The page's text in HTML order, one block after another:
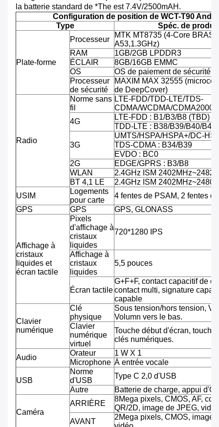
la batterie standard de *The est 7.4V/2500mAH.
Configuration de position de WCT-T90
Type
Spéc. de produit
Plate-forme
Processeur
MTK MT8735 (4-Core BRAS
A53,1.3GHz)
RAM
1GB/2GB LPDDR3
ÉCLAIR
8GB/16GB EMMC
OS
OS de paiement de sécurité
Processeur
de sécurité
MAXIM MAX 32555
de DeepCover)
Radio
Norme sans
fil
LTE-FDD/TDD-LTE/TDS-
CDMA/WCDMA/CDMA2000/
4G
LTE-FDD : B1/B3/B8 (TBD)
TDD-LTE : B38/B39/B40/B41
3G
UMTS/HSPA/HSPA+/DC-
TDS-CDMA : B34/B39
EVDO : BC0
2G
EDGE/GPRS : B3/B8
WLAN
2.4GHz ISM
BT 4,1 LE
2.4GHz ISM
USIM
Logements
pour carte
4 fentes de PSAM, 2 fentes
GPS
GPS GPS, GLONASS
Affichage à
cristaux
liquides et
écran tactile
Pixels
d'affichage à
cristaux
liquides
720*1280 IPS
Affichage à
cristaux
liquides
5,5 pouces
Écran tactile
G+F+F, contact capacitif de
contact multi, signature
capable
Clavier
numérique
Clé
physique
Sous tension/hors tension,
Volumn vers le bas.
Clavier
numérique
virtuel
Touche début d'écran, touche
clés numériques.
Audio
Orateur
1 W X 1
Microphone À entrée vocale
USB
Norme
d'USB
Type C 2,0 d'USB
Autre
Batterie de charge, appui
Caméra
ARRIÈRE
8Mega pixels, CMOS, AF,
QR/2D, image de JPEG,
AVANT
2Mega pixels, CMOS, image